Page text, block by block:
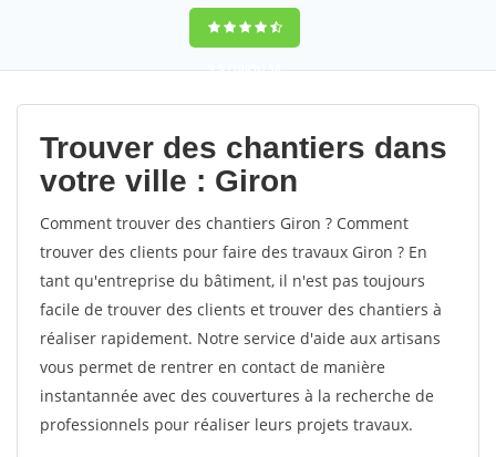
9,5(100%)58
votes
Trouver des chantiers dans
votre ville : Giron
Comment trouver des chantiers Giron ? Comment
trouver des clients pour faire des travaux Giron ? En
tant qu'entreprise du bâtiment, il n'est pas toujours
facile de trouver des clients et trouver des chantiers à
réaliser rapidement. Notre service d'aide aux artisans
vous permet de rentrer en contact de manière
instantannée avec des couvertures à la recherche de
professionnels pour réaliser leurs projets travaux.